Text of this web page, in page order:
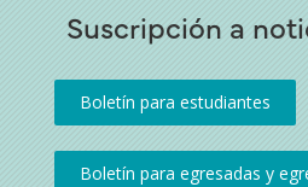
Suscripción a